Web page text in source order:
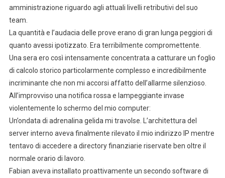
amministrazione riguardo agli attuali livelli retributivi del suo
team.
La quantità e l’audacia delle prove erano di gran lunga peggiori di
quanto avessi ipotizzato. Era terribilmente compromettente.
Una sera ero così intensamente concentrata a catturare un foglio
di calcolo storico particolarmente complesso e incredibilmente
incriminante che non mi accorsi affatto dell’allarme silenzioso.
All’improvviso una notifica rossa e lampeggiante invase
violentemente lo schermo del mio computer:
Un’ondata di adrenalina gelida mi travolse. L’architettura del
server interno aveva finalmente rilevato il mio indirizzo IP mentre
tentavo di accedere a directory finanziarie riservate ben oltre il
normale orario di lavoro.
Fabian aveva installato proattivamente un secondo software di